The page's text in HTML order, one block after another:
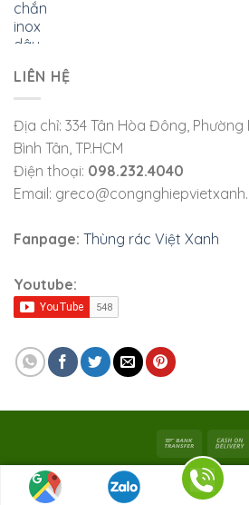
LIÊN HỆ
Địa chỉ: 334 Tân Hòa Đông,
Bình Tân, TP.HCM
Điện thoại: 098.232.4040
Email:
Fanpage: Thùng rác Việt Xanh
Youtube:
Bản quyền 2026 © Viet Xanh
Việt Xanh